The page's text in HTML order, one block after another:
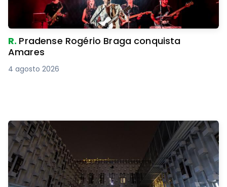
R. Pradense Rogério Braga conquista
Amares
4 agosto 2026